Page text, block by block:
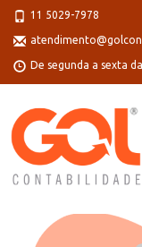
11 5029-7978
De segunda a sexta